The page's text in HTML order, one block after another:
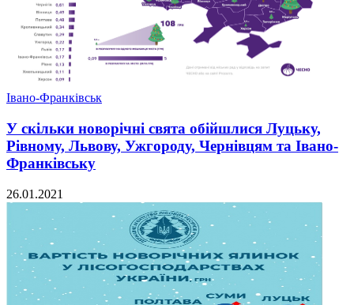
Івано-Франківськ
У скільки новорічні свята обійшлися Луцьку,
Рівному, Львову, Ужгороду, Чернівцям та Івано-
Франківську
26.01.2021